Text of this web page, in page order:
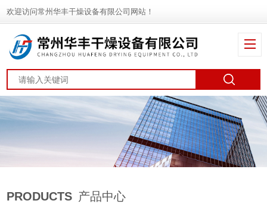
欢迎访问常州华丰干燥设备有限公司网站！
PRODUCTS 产品中心